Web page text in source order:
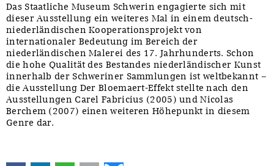
Das Staatliche Museum Schwerin engagierte sich mit
dieser Ausstellung ein weiteres Mal in einem deutsch-
niederländischen Kooperationsprojekt von
internationaler Bedeutung im Bereich der
niederländischen Malerei des 17. Jahrhunderts. Schon
die hohe Qualität des Bestandes niederländischer Kunst
innerhalb der Schweriner Sammlungen ist weltbekannt –
die Ausstellung Der Bloemaert-Effekt stellte nach den
Ausstellungen Carel Fabricius (2005) und Nicolas
Berchem (2007) einen weiteren Höhepunkt in diesem
Genre dar.